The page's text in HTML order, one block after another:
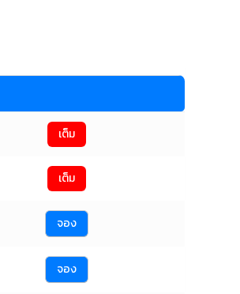
เต็ม
เต็ม
จอง
จอง